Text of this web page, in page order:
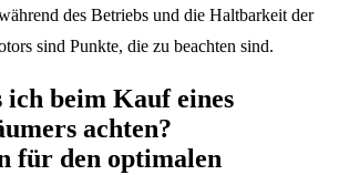
des Betriebs und die Haltbarkeit der
sind Punkte, die zu beachten sind.
ich beim Kauf eines
achten?
für den optimalen